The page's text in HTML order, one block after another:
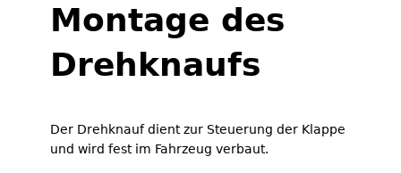
Montage des
Drehknaufs
Der Drehknauf dient zur Steuerung der Klappe
und wird fest im Fahrzeug verbaut.